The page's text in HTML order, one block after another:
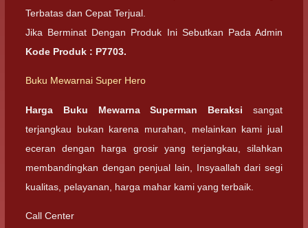
Terbatas dan Cepat Terjual.
Jika Berminat Dengan Produk Ini Sebutkan Pada Admin
Kode Produk : P7703.
Buku Mewarnai Super Hero
Harga Buku Mewarna Superman Beraksi sangat
terjangkau bukan karena murahan, melainkan kami jual
eceran dengan harga grosir yang terjangkau, silahkan
membandingkan dengan penjual lain, Insyaallah dari segi
kualitas, pelayanan, harga mahar kami yang terbaik.
Call Center